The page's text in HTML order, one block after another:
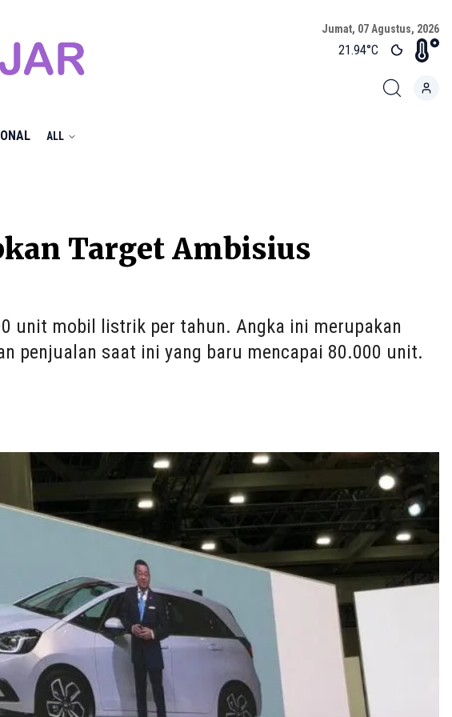
Jumat, 07 Agustus, 2026
21.94°C
ALL
Target Ambisius
unit mobil listrik per tahun. Angka ini merupakan
penjualan saat ini yang baru mencapai 80.000 unit.